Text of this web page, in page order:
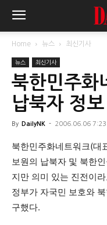
Home 뉴스 최신기사
뉴스 최신기사
북한민주화
납북자 정
By DailyNK - 2006.06.06 7:23
북한민주화네트워크(대
보원의 납북자 및 북한
지만 의미 있는 진전이
정부가 자국민 보호와
구했다.